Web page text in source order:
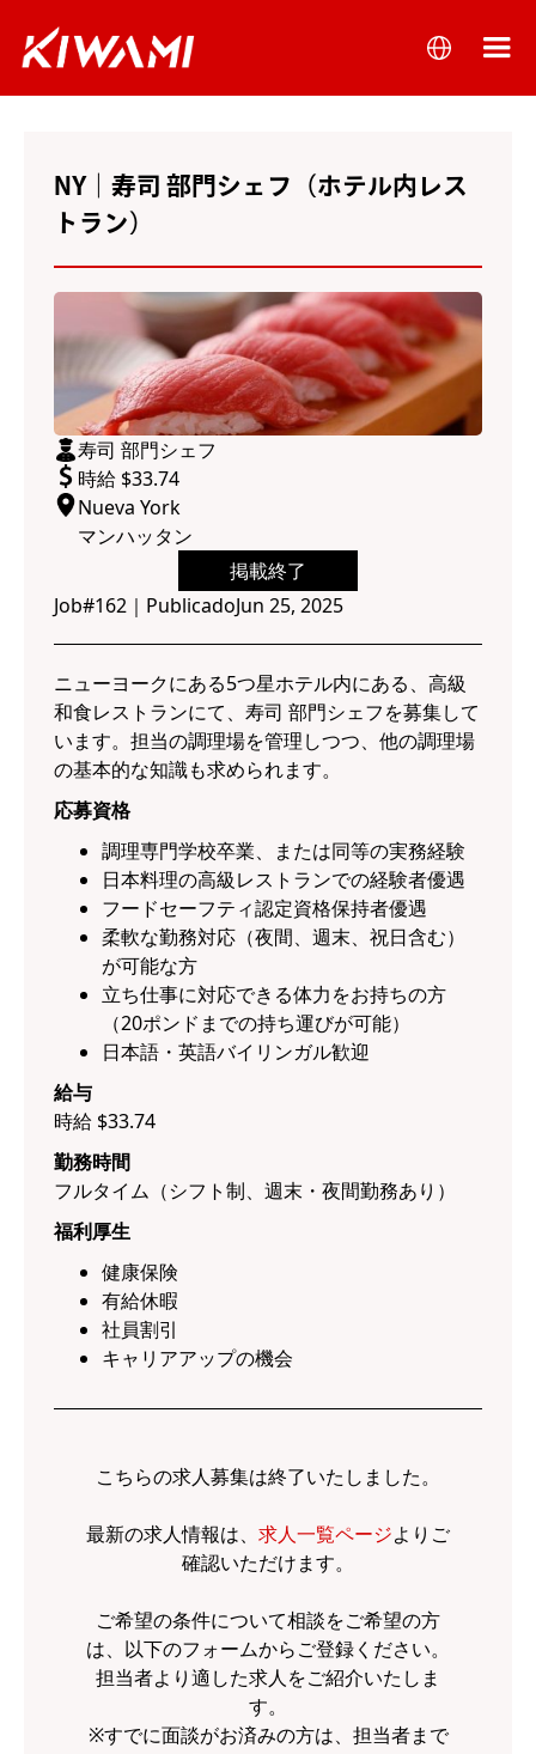
NY｜寿司 部門シェフ（ホテル内レス
トラン）
寿司 部門シェフ
時給 $33.74
Nueva York
マンハッタン
掲載終了
Job#162 ｜ PublicadoJun 25, 2025
ニューヨークにある5つ星ホテル内にある、高級
和食レストランにて、寿司 部門シェフを募集して
います。担当の調理場を管理しつつ、他の調理場
の基本的な知識も求められます。
応募資格
調理専門学校卒業、または同等の実務経験
日本料理の高級レストランでの経験者優遇
フードセーフティ認定資格保持者優遇
柔軟な勤務対応（夜間、週末、祝日含む）
が可能な方
立ち仕事に対応できる体力をお持ちの方
（20ポンドまでの持ち運びが可能）
日本語・英語バイリンガル歓迎
給与
時給 $33.74
勤務時間
フルタイム（シフト制、週末・夜間勤務あり）
福利厚生
健康保険
有給休暇
社員割引
キャリアアップの機会
こちらの求人募集は終了いたしました。
最新の求人情報は、 求人一覧ページよりご
確認いただけます。
ご希望の条件について相談をご希望の方
は、以下のフォームからご登録ください。
担当者より適した求人をご紹介いたしま
す。
※すでに面談がお済みの方は、担当者まで